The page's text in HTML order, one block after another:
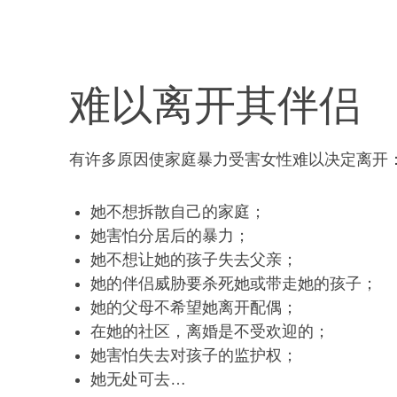
难以离开其伴侣
有许多原因使家庭暴力受害女性难以决定离开
她不想拆散自己的家庭；
她害怕分居后的暴力；
她不想让她的孩子失去父亲；
她的伴侣威胁要杀死她或带走她的孩子；
她的父母不希望她离开配偶；
在她的社区，离婚是不受欢迎的；
她害怕失去对孩子的监护权；
她无处可去…